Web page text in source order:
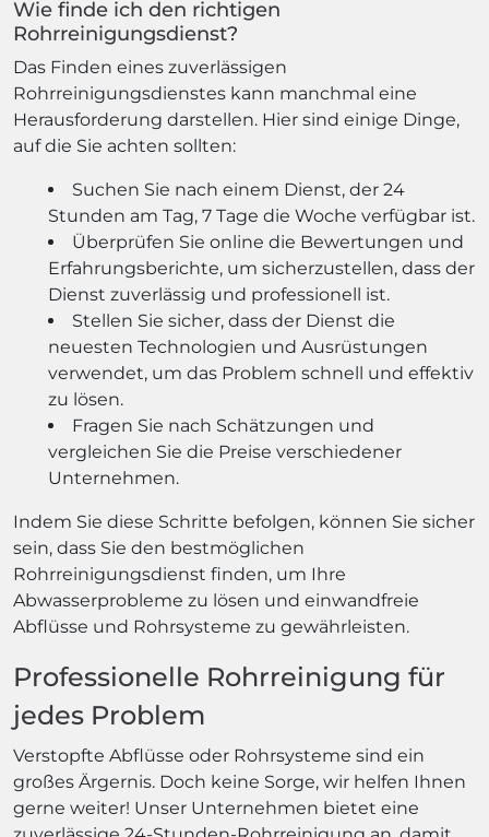
Wie finde ich den richtigen
Rohrreinigungsdienst?
Das Finden eines zuverlässigen
Rohrreinigungsdienstes kann manchmal eine
Herausforderung darstellen. Hier sind einige Dinge,
auf die Sie achten sollten:
Suchen Sie nach einem Dienst, der 24
Stunden am Tag, 7 Tage die Woche verfügbar ist.
Überprüfen Sie online die Bewertungen und
Erfahrungsberichte, um sicherzustellen, dass der
Dienst zuverlässig und professionell ist.
Stellen Sie sicher, dass der Dienst die
neuesten Technologien und Ausrüstungen
verwendet, um das Problem schnell und effektiv
zu lösen.
Fragen Sie nach Schätzungen und
vergleichen Sie die Preise verschiedener
Unternehmen.
Indem Sie diese Schritte befolgen, können Sie sicher
sein, dass Sie den bestmöglichen
Rohrreinigungsdienst finden, um Ihre
Abwasserprobleme zu lösen und einwandfreie
Abflüsse und Rohrsysteme zu gewährleisten.
Professionelle Rohrreinigung für
jedes Problem
Verstopfte Abflüsse oder Rohrsysteme sind ein
großes Ärgernis. Doch keine Sorge, wir helfen Ihnen
gerne weiter! Unser Unternehmen bietet eine